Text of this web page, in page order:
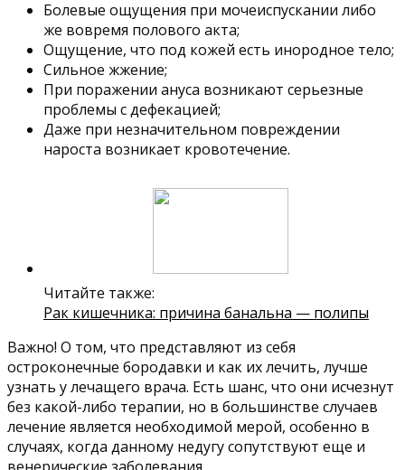
Болевые ощущения при мочеиспускании либо
же вовремя полового акта;
Ощущение, что под кожей есть инородное тело;
Сильное жжение;
При поражении ануса возникают серьезные
проблемы с дефекацией;
Даже при незначительном повреждении
нароста возникает кровотечение.
Читайте также:
Рак кишечника: причина банальна — полипы
Важно! О том, что представляют из себя
остроконечные бородавки и как их лечить, лучше
узнать у лечащего врача. Есть шанс, что они исчезнут
без какой-либо терапии, но в большинстве случаев
лечение является необходимой мерой, особенно в
случаях, когда данному недугу сопутствуют еще и
венерические заболевания.